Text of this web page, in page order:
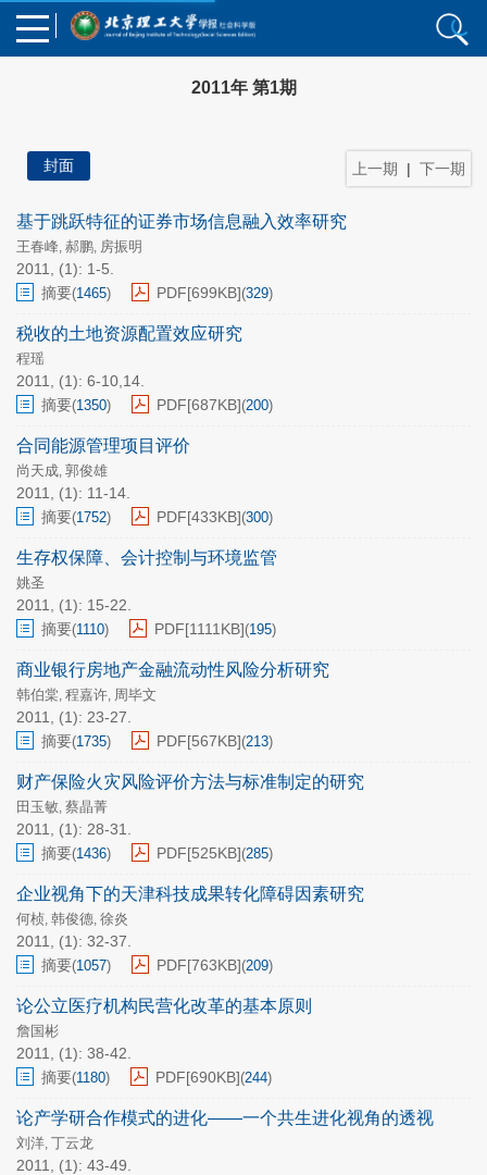
2011年 第1期
上一期 | 下一期
封面
基于跳跃特征的证券市场信息融入效率研究
王春峰, 郝鹏, 房振明
2011, (1): 1-5.
摘要(1465) PDF[699KB](329)
税收的土地资源配置效应研究
程瑶
2011, (1): 6-10,14.
摘要(1350) PDF[687KB](200)
合同能源管理项目评价
尚天成, 郭俊雄
2011, (1): 11-14.
摘要(1752) PDF[433KB](300)
生存权保障、会计控制与环境监管
姚圣
2011, (1): 15-22.
摘要(1110) PDF[1111KB](195)
商业银行房地产金融流动性风险分析研究
韩伯棠, 程嘉许, 周毕文
2011, (1): 23-27.
摘要(1735) PDF[567KB](213)
财产保险火灾风险评价方法与标准制定的研究
田玉敏, 蔡晶菁
2011, (1): 28-31.
摘要(1436) PDF[525KB](285)
企业视角下的天津科技成果转化障碍因素研究
何桢, 韩俊德, 徐炎
2011, (1): 32-37.
摘要(1057) PDF[763KB](209)
论公立医疗机构民营化改革的基本原则
詹国彬
2011, (1): 38-42.
摘要(1180) PDF[690KB](244)
论产学研合作模式的进化——一个共生进化视角的透视
刘洋, 丁云龙
2011, (1): 43-49.